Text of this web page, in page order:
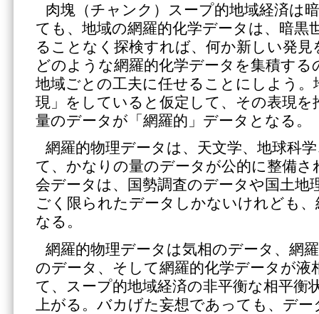
肉塊（チャンク）スープ的地域経済は
ても、地域の網羅的化学データは、暗黒
ることなく探検すれば、何か新しい発
どのような網羅的化学データを集積す
地域ごとの工夫に任せることにしよう。
現」をしていると仮定して、その表現を
量のデータが「網羅的」データとなる。
網羅的物理データは、天文学、地球科
て、かなりの量のデータが公的に整備さ
会データは、国勢調査のデータや国土地
ごく限られたデータしかないけれども
なる。
網羅的物理データは気相のデータ、網
のデータ、そして網羅的化学データが液
て、スープ的地域経済の非平衡な相平衡
上がる。バカげた妄想であっても、デ